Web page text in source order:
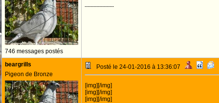
746 messages postés
--------------------
beargrills
Pigeon de Bronze
Posté le 24-01-2016 à 13:36:07
[img][/img]
[img][/img]
[img][/img]